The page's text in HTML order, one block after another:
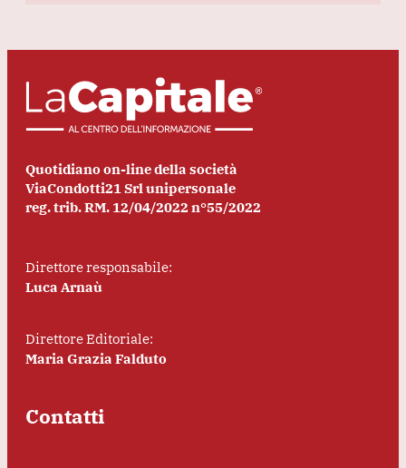
Quotidiano on-line della società
ViaCondotti21 Srl unipersonale
reg. trib. RM. 12/04/2022 n°55/2022
Direttore responsabile:
Luca Arnaù
Direttore Editoriale:
Maria Grazia Falduto
Contatti